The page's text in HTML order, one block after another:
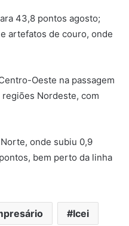
43,8 pontos agosto;
artefatos de couro, onde
Oeste na passagem
Nordeste, com
onde subiu 0,9
bem perto da linha
Icei